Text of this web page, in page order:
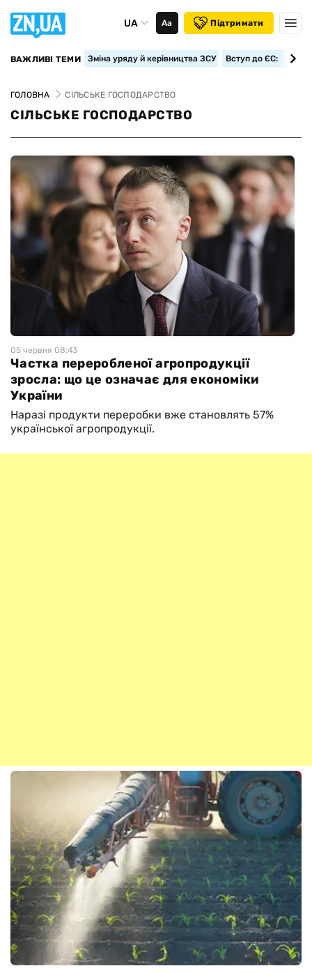
UA Аа Підтримати
ВАЖЛИВІ ТЕМИ Зміна уряду й керівництва ЗСУ Вступ до ЄС:
ГОЛОВНА СІЛЬСЬКЕ ГОСПОДАРСТВО
СІЛЬСЬКЕ ГОСПОДАРСТВО
05 червня 08:43
Частка переробленої агропродукції
зросла: що це означає для економіки
України
Наразі продукти переробки вже становлять 57%
української агропродукції.